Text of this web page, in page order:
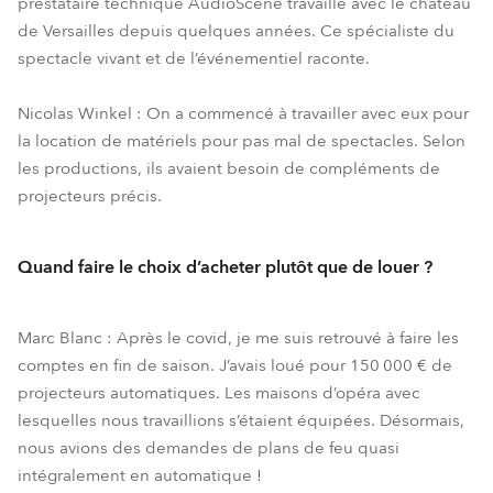
de Versailles depuis quelques années. Ce spécialiste du
spectacle vivant et de l’événementiel raconte.
Nicolas Winkel : On a commencé à travailler avec eux pour
la location de matériels pour pas mal de spectacles. Selon
les productions, ils avaient besoin de compléments de
projecteurs précis.
Quand faire le choix d’acheter plutôt que de louer ?
Marc Blanc : Après le covid, je me suis retrouvé à faire les
comptes en fin de saison. J’avais loué pour 150 000 € de
projecteurs automatiques. Les maisons d’opéra avec
lesquelles nous travaillions s’étaient équipées. Désormais,
nous avions des demandes de plans de feu quasi
intégralement en automatique !